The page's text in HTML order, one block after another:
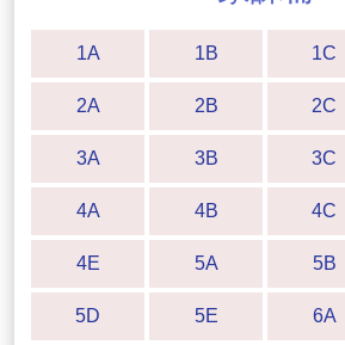
1A 1B 1C
2A 2B 2C
3A 3B 3C
4A 4B 4C
4E 5A 5B
5D 5E 6A